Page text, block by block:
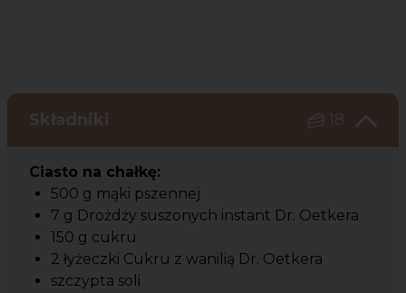
Składniki 18
Ciasto na chałkę:
500 g mąki pszennej
7 g Drożdży suszonych instant Dr. Oetkera
150 g cukru
2 łyżeczki Cukru z wanilią Dr. Oetkera
szczypta soli